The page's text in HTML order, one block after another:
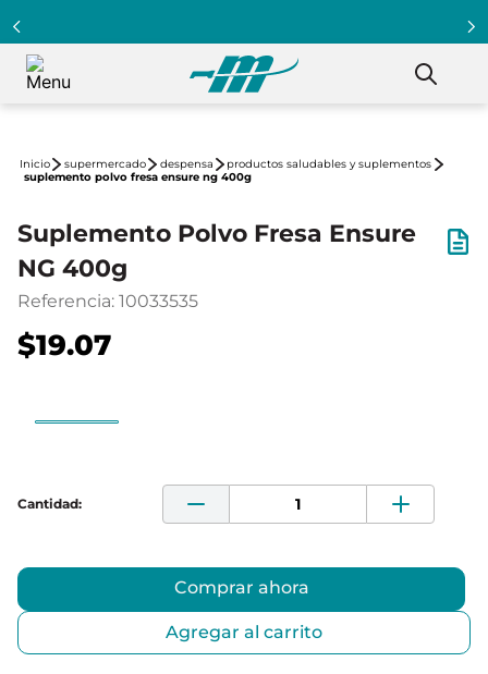
supermercado despensa
productos saludables y suplementos
suplemento polvo fresa ensure ng 400g
Suplemento Polvo Fresa Ensure
NG 400g
Referencia: 10033535
$19.07
Comprar ahora
Agregar al carrito